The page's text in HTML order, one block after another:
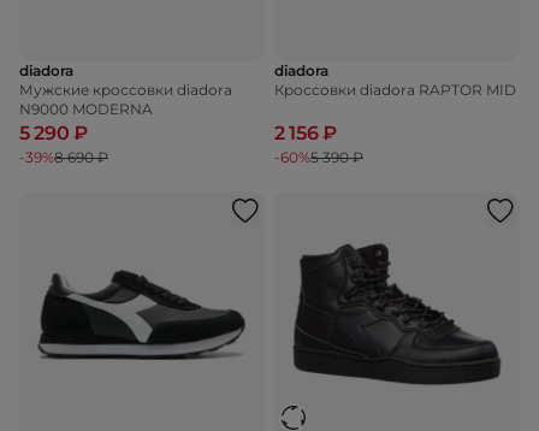
diadora
Мужские кроссовки diadora
N9000 MODERNA
5 290 ₽
-39%8 690 ₽
diadora
Кроссовки diadora RAPTOR MID
2 156 ₽
-60%5 390 ₽